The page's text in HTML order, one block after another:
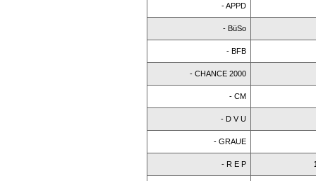
- APPD
- BüSo
- BFB
- CHANCE 2000
- CM
- D V U
- GRAUE
- R E P